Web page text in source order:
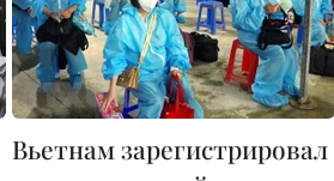
Вьетнам зарегистрировал